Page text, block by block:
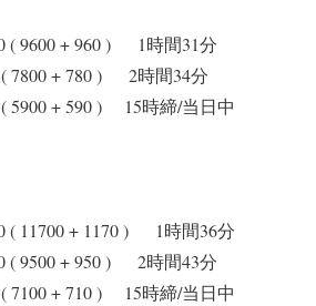
( 9600 + 960 ) 1時間31分
7800 + 780 ) 2時間34分
5900 + 590 ) 15時締/当日中
( 11700 + 1170 ) 1時間36分
9500 + 950 ) 2時間43分
7100 + 710 ) 15時締/当日中